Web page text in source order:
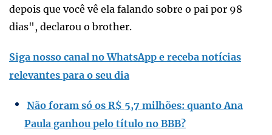
depois que você vê ela falando sobre o pai por 98
dias", declarou o brother.
Siga nosso canal no WhatsApp e receba notícias
relevantes para o seu dia
Não foram só os R$ 5,7 milhões: quanto Ana
Paula ganhou pelo título no BBB?